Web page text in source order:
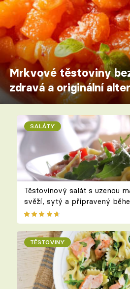
Mrkvové těstoviny
zdravá a originální
SALÁTY
Těstovinový salát s uzenou
svěží, sytý a připravený
TĚSTOVINY